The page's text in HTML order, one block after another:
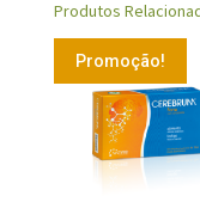
Produtos
Promoção!